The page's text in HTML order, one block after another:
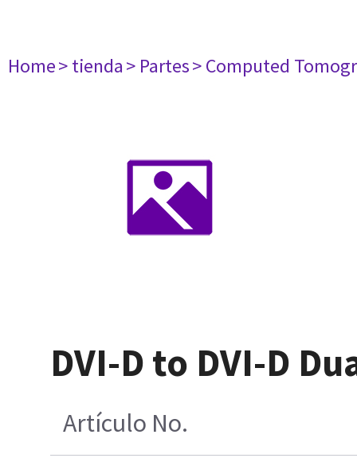
Home> tienda> Partes> Computed
DVI-D to DVI-D
Artículo No.